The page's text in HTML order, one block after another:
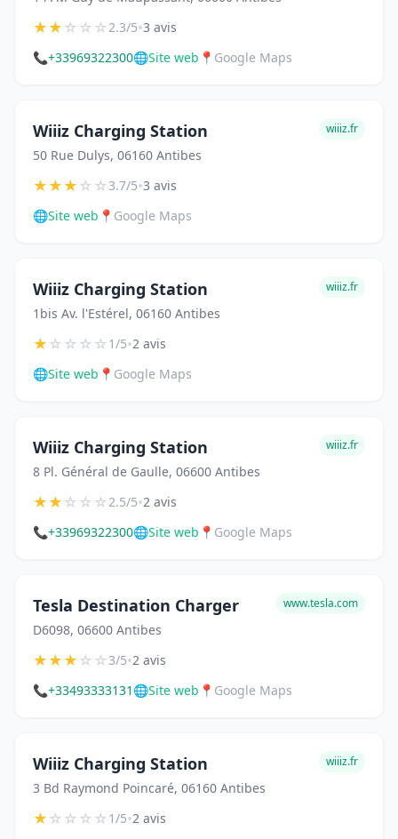
★★☆☆☆2.3/5•3 avis
📞+33969322300🌐Site web 📍 Google Maps
Wiiiz Charging Station
50 Rue Dulys, 06160 Antibes
wiiiz.fr
★★★☆☆3.7/5•3 avis
🌐Site web 📍 Google Maps
Wiiiz Charging Station
1bis Av. l'Estérel, 06160 Antibes
wiiiz.fr
★☆☆☆☆1/5•2 avis
🌐Site web 📍 Google Maps
Wiiiz Charging Station
8 Pl. Général de Gaulle, 06600 Antibes
wiiiz.fr
★★☆☆☆2.5/5•2 avis
📞+33969322300🌐Site web 📍 Google Maps
Tesla Destination Charger
D6098, 06600 Antibes
www.tesla.com
★★★☆☆3/5•2 avis
📞+33493333131 🌐Site web 📍 Google Maps
Wiiiz Charging Station
3 Bd Raymond Poincaré, 06160 Antibes
wiiiz.fr
★☆☆☆☆1/5•2 avis